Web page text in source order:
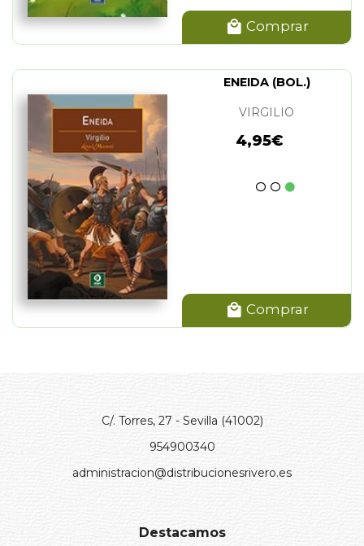
Comprar
ENEIDA (BOL.)
VIRGILIO
4,95€
Comprar
C/. Torres, 27 - Sevilla (41002)
954900340
administracion@distribucionesrivero.es
Destacamos